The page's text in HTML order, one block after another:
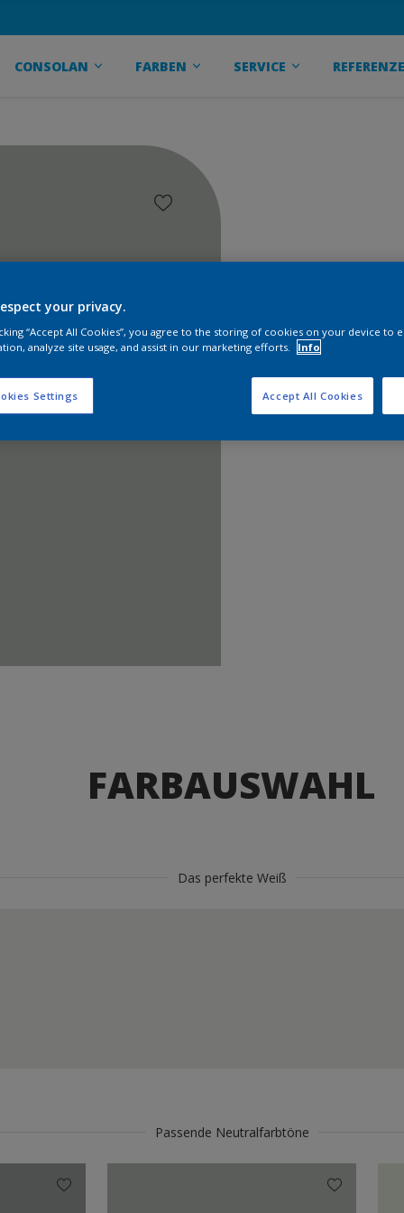
CONSOLAN FARBEN SERVICE
FARBAUSWAHL
Das perfekte Weiß
Passende Neutralfarbtöne
your privacy.
“Accept All Cookies”, you agree to the storing of cookies on your device to
analyze site usage, and assist in our marketing efforts.
Info
Settings Accept All Cookies